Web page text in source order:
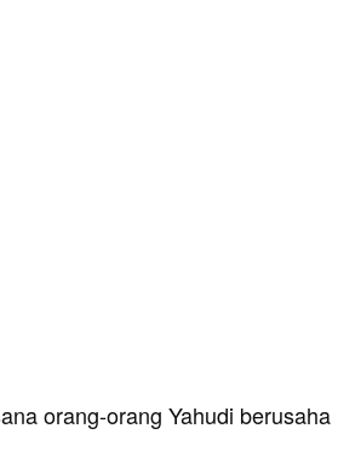
orang-orang Yahudi